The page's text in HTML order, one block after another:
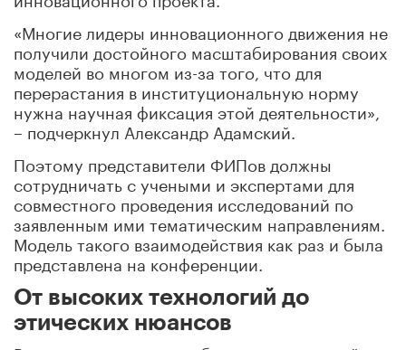
«Многие лидеры инновационного движения не
получили достойного масштабирования своих
моделей во многом из-за того, что для
перерастания в институциональную норму
нужна научная фиксация этой деятельности»,
– подчеркнул Александр Адамский.
Поэтому представители ФИПов должны
сотрудничать с учеными и экспертами для
совместного проведения исследований по
заявленным ими тематическим направлениям.
Модель такого взаимодействия как раз и была
представлена на конференции.
От высоких технологий до
этических нюансов